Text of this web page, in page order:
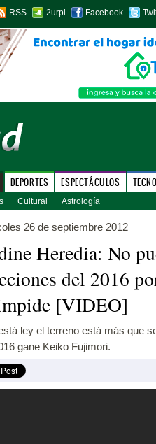
RSS 2urpi Facebook
DEPORTES ESPECTÁCULOS
Cultural Astrología
26 de septiembre 2012
Heredia: No
del 2016
[VIDEO]
ley el terreno está más que
gane Keiko Fujimori.